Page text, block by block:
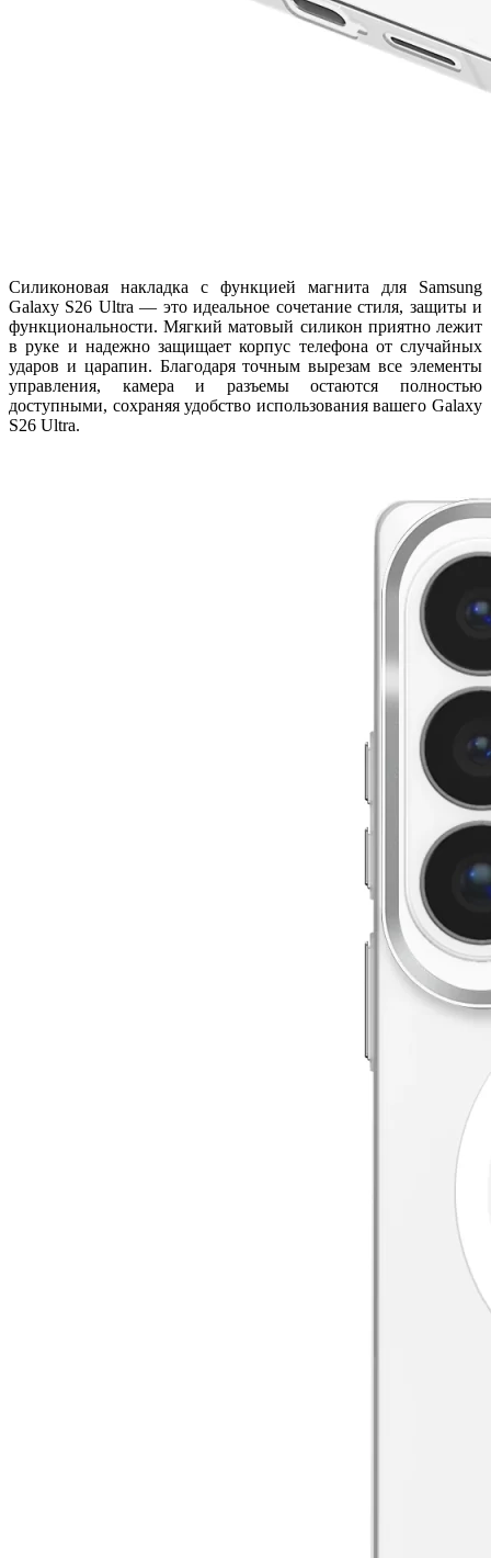
Силиконовая накладка с функцией магнита для Samsung
Galaxy S26 Ultra — это идеальное сочетание стиля, защиты и
функциональности. Мягкий матовый силикон приятно лежит
в руке и надежно защищает корпус телефона от случайных
ударов и царапин. Благодаря точным вырезам все элементы
управления, камера и разъемы остаются полностью
доступными, сохраняя удобство использования вашего Galaxy
S26 Ultra.